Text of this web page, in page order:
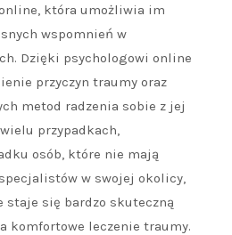
która umożliwia im
wspomnień w
Dzięki psychologowi online
przyczyn traumy oraz
metod radzenia sobie z jej
przypadkach,
osób, które nie mają
w swojej okolicy,
staje się bardzo skuteczną
komfortowe leczenie traumy.